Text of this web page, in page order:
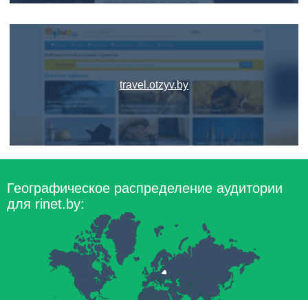
travel.otzyv.by
Географическое распределение аудитории
для rinet.by: